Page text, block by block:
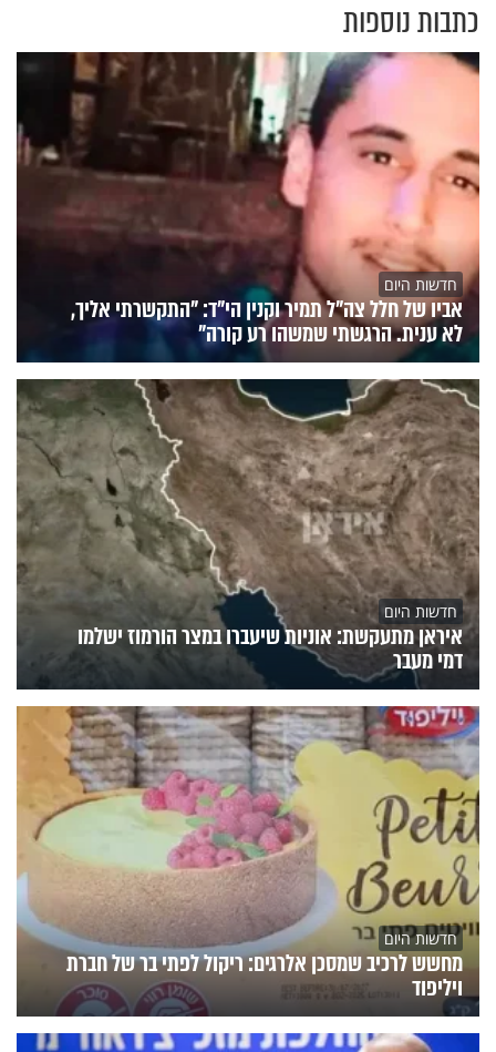
כתבות נוספות
חדשות היום
אביו של חלל צה"ל תמיר וקנין הי"ד: "התקשרתי אליך,
לא ענית. הרגשתי שמשהו רע קורה"
חדשות היום
איראן מתעקשת: אוניות שיעברו במצר הורמוז ישלמו
דמי מעבר
חדשות היום
מחשש לרכיב שמסכן אלרגים: ריקול לפתי בר של חברת
ויליפוד